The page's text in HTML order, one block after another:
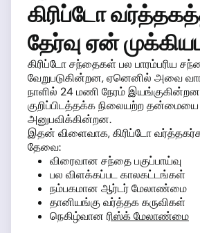
கிரிப்டோ
தேர்வு ஏன்
கிரிப்டோ சந்தைகள் பல பாரம்பரிய
வேறுபடுகின்றன, ஏனெனில் அவை
நாளில் 24 மணி நேரம் இயங்குகின்றன
குறிப்பிடத்தக்க நிலையற்ற தன்மையை
அனுபவிக்கின்றன.
இதன் விளைவாக, கிரிப்டோ
தேவை:
விரைவான சந்தை பகுப்பாய்வு
பல விளக்கப்பட காலகட்டங்கள்
நம்பகமான ஆர்டர் மேலாண்மை
தானியங்கு வர்த்தக கருவிகள்
நெகிழ்வான ரிஸ்க் மேலாண்மை